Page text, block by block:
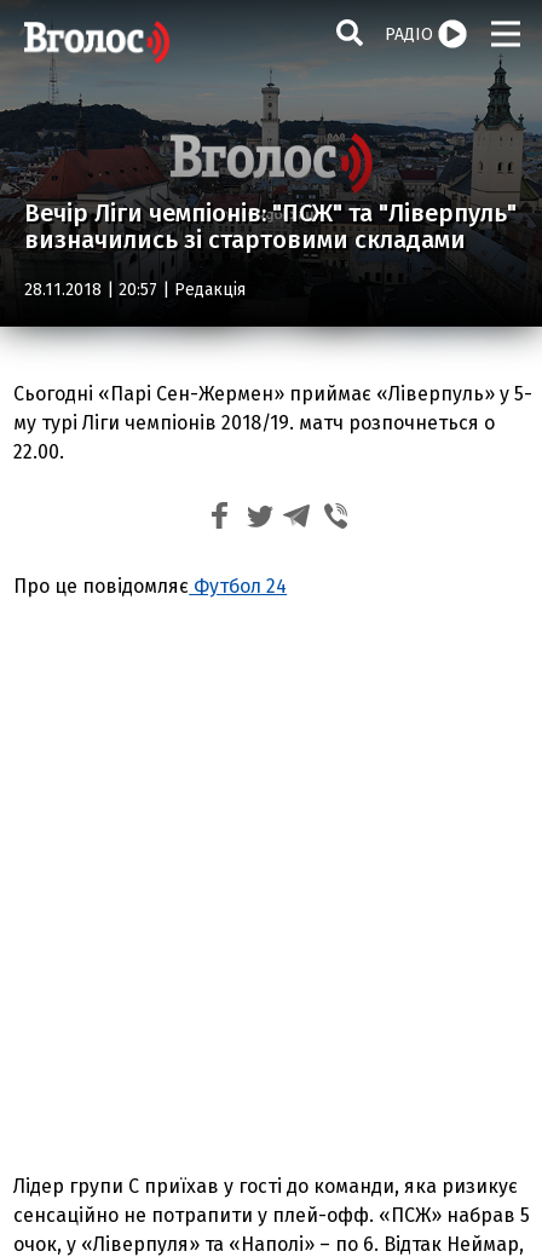
РАДІО
Вечір Ліги чемпіонів: "ПСЖ" та "Ліверпуль"
визначились зі стартовими складами
28.11.2018 | 20:57 | Редакція
Сьогодні «Парі Сен-Жермен» приймає «Ліверпуль» у 5-
му турі Ліги чемпіонів 2018/19. матч розпочнеться о
22.00.
Про це повідомляє Футбол 24
Лідер групи C приїхав у гості до команди, яка ризикує
сенсаційно не потрапити у плей-офф. «ПСЖ» набрав 5
очок, у «Ліверпуля» та «Наполі» – по 6. Відтак Неймар,